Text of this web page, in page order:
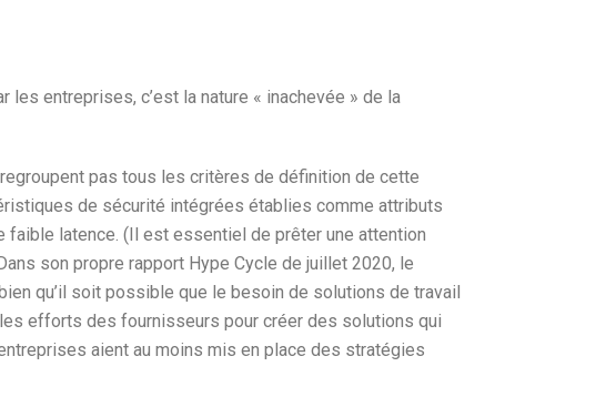
les entreprises, c’est la nature « inachevée » de la
pas tous les critères de définition de cette
de sécurité intégrées établies comme attributs
latence. (Il est essentiel de prêter une attention
son propre rapport Hype Cycle de juillet 2020, le
qu’il soit possible que le besoin de solutions de travail
efforts des fournisseurs pour créer des solutions qui
aient au moins mis en place des stratégies